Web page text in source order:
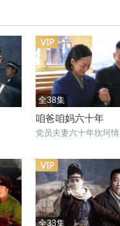
全38集
咱爸咱妈六十年
党员夫妻六十年坎坷情
全33集